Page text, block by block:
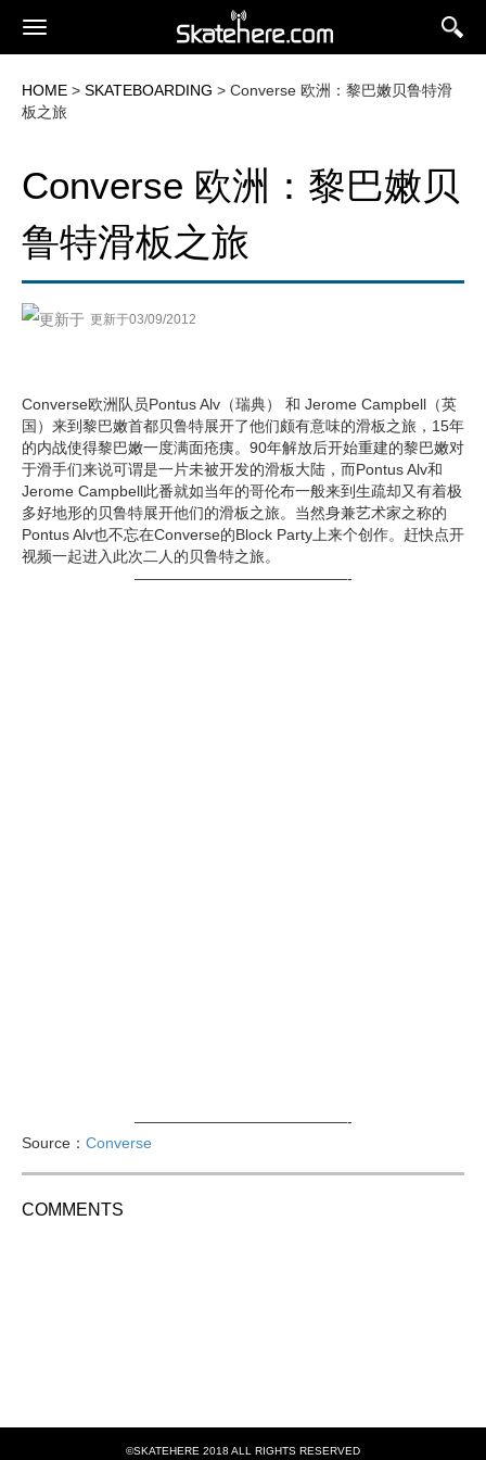
HOME > SKATEBOARDING > Converse 欧洲：黎巴嫩贝鲁特滑
板之旅
Converse 欧洲：黎巴嫩贝
鲁特滑板之旅
更新于03/09/2012
Converse欧洲队员Pontus Alv（瑞典） 和 Jerome Campbell（英
国）来到黎巴嫩首都贝鲁特展开了他们颇有意味的滑板之旅，15年
的内战使得黎巴嫩一度满面疮痍。90年解放后开始重建的黎巴嫩对
于滑手们来说可谓是一片未被开发的滑板大陆，而Pontus Alv和
Jerome Campbell此番就如当年的哥伦布一般来到生疏却又有着极
多好地形的贝鲁特展开他们的滑板之旅。当然身兼艺术家之称的
Pontus Alv也不忘在Converse的Block Party上来个创作。赶快点开
视频一起进入此次二人的贝鲁特之旅。
——————————————-
——————————————-
Source： Converse
COMMENTS
©SKATEHERE 2018 ALL RIGHTS RESERVED